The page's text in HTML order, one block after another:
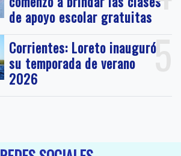
de apoyo escolar gratuitas
5
Corrientes: Loreto inauguró
su temporada de verano
2026